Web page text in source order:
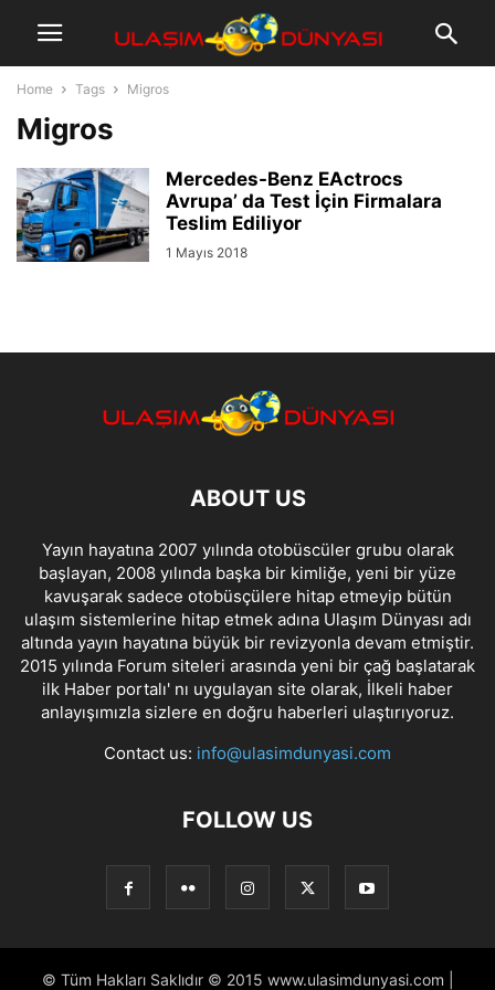
Home Tags Migros
Migros
Mercedes-Benz EActrocs
Avrupa’ da Test İçin Firmalara
Teslim Ediliyor
1 Mayıs 2018
ABOUT US
Yayın hayatına 2007 yılında otobüscüler grubu olarak
başlayan, 2008 yılında başka bir kimliğe, yeni bir yüze
kavuşarak sadece otobüsçülere hitap etmeyip bütün
ulaşım sistemlerine hitap etmek adına Ulaşım Dünyası adı
altında yayın hayatına büyük bir revizyonla devam etmiştir.
2015 yılında Forum siteleri arasında yeni bir çağ başlatarak
ilk Haber portalı' nı uygulayan site olarak, İlkeli haber
anlayışımızla sizlere en doğru haberleri ulaştırıyoruz.
Contact us: info@ulasimdunyasi.com
FOLLOW US
© Tüm Hakları Saklıdır © 2015 www.ulasimdunyasi.com |